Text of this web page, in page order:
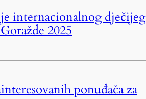
internacionalnog dječijeg
2025
ponuđača za